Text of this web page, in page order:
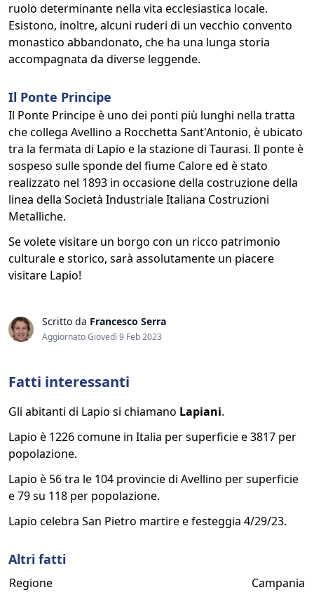
ruolo determinante nella vita ecclesiastica locale.
Esistono, inoltre, alcuni ruderi di un vecchio convento
monastico abbandonato, che ha una lunga storia
accompagnata da diverse leggende.
Il Ponte Principe
Il Ponte Principe è uno dei ponti più lunghi nella tratta
che collega Avellino a Rocchetta Sant'Antonio, è ubicato
tra la fermata di Lapio e la stazione di Taurasi. Il ponte è
sospeso sulle sponde del fiume Calore ed è stato
realizzato nel 1893 in occasione della costruzione della
linea della Società Industriale Italiana Costruzioni
Metalliche.
Se volete visitare un borgo con un ricco patrimonio
culturale e storico, sarà assolutamente un piacere
visitare Lapio!
Scritto da Francesco Serra
Aggiornato Giovedì 9 Feb 2023
Fatti interessanti
Gli abitanti di Lapio si chiamano Lapiani.
Lapio è 1226 comune in Italia per superficie e 3817 per
popolazione.
Lapio è 56 tra le 104 provincie di Avellino per superficie
e 79 su 118 per popolazione.
Lapio celebra San Pietro martire e festeggia 4/29/23.
Altri fatti
Regione
Campania